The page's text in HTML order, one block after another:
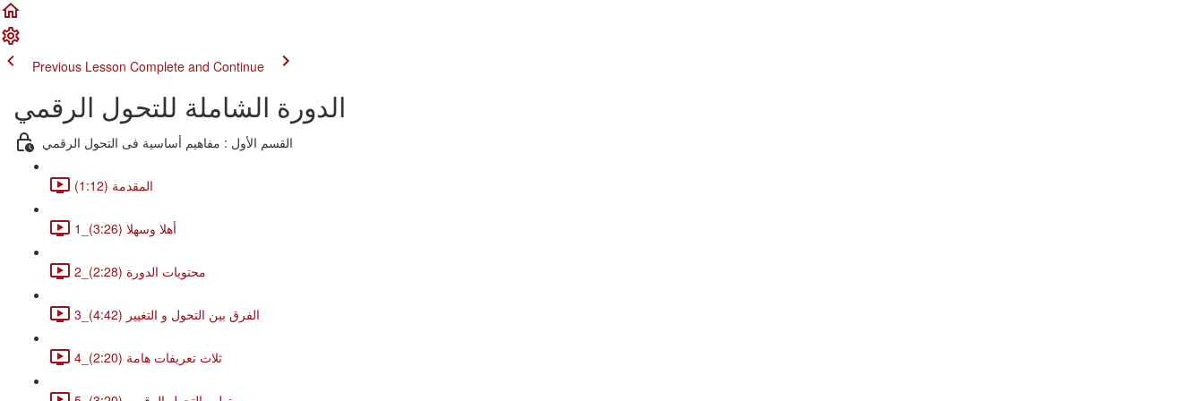
Previous Lesson Complete and Continue
الدورة الشاملة للتحول الرقمي
القسم الأول : مفاهيم أساسية فى التحول الرقمي
المقدمة (1:12)
1_أهلا وسهلا (3:26)
2_محتويات الدورة (2:28)
3_الفرق بين التحول و التغيير (4:42)
4_ثلاث تعريفات هامة (2:20)